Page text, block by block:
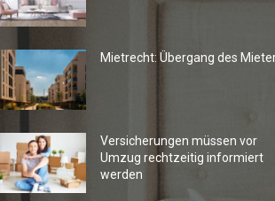
Mietrecht: Übergang des
Versicherungen müssen vor
Umzug rechtzeitig informiert
werden